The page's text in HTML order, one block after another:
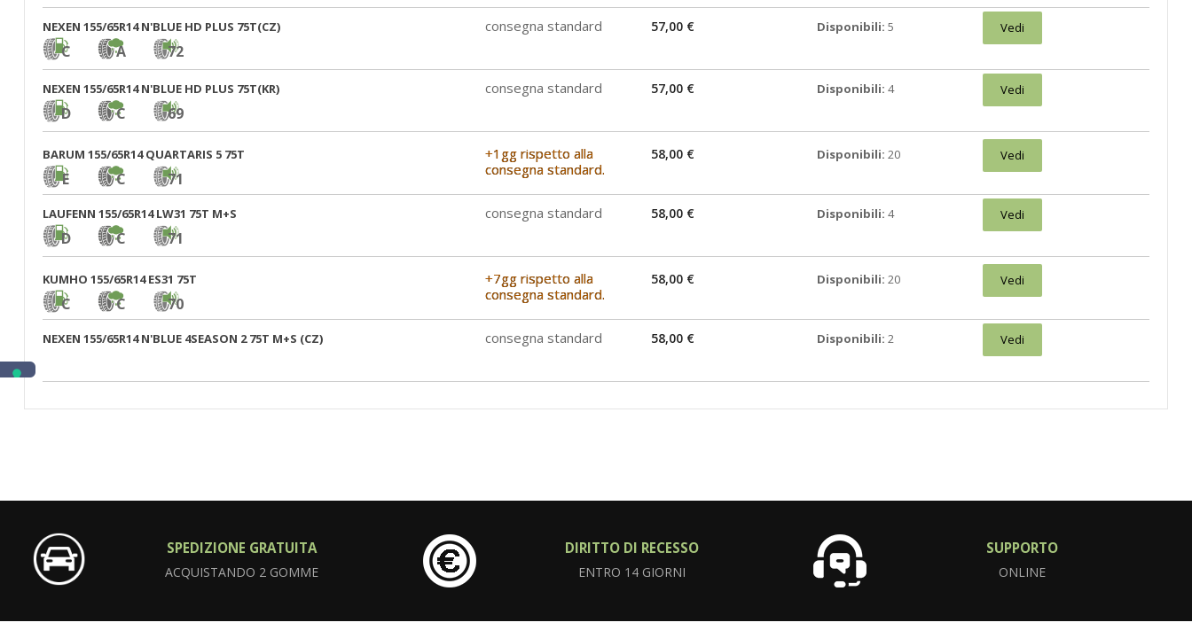
NEXEN 155/65R14 N'BLUE HD PLUS 75T(CZ)
C A 72
consegna standard 57,00 € Disponibili: 5 Vedi
NEXEN 155/65R14 N'BLUE HD PLUS 75T(KR)
D C 69
consegna standard 57,00 € Disponibili: 4 Vedi
BARUM 155/65R14 QUARTARIS 5 75T
E C 71
+1gg rispetto alla
consegna standard.
58,00 € Disponibili: 20 Vedi
LAUFENN 155/65R14 LW31 75T M+S
D C 71
consegna standard 58,00 € Disponibili: 4 Vedi
KUMHO 155/65R14 ES31 75T
C C 70
+7gg rispetto alla
consegna standard.
58,00 € Disponibili: 20 Vedi
NEXEN 155/65R14 N'BLUE 4SEASON 2 75T M+S (CZ) consegna standard 58,00 € Disponibili: 2 Vedi
SPEDIZIONE GRATUITA
ACQUISTANDO 2 GOMME
DIRITTO DI RECESSO
ENTRO 14 GIORNI
SUPPORTO
ONLINE